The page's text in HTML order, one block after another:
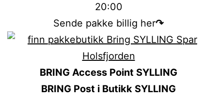
20:00
Sende pakke billig her↷
BRING Access Point SYLLING
BRING Post i Butikk SYLLING